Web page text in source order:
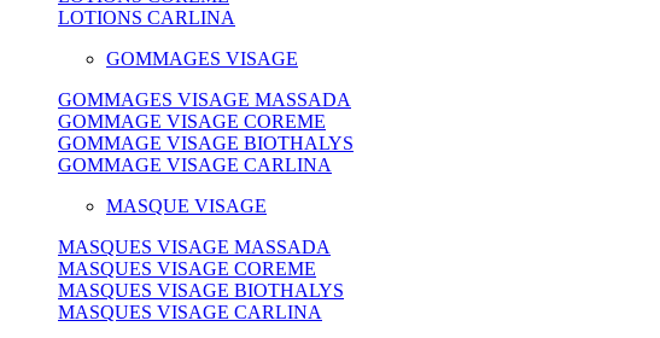
LOTIONS CARLINA
GOMMAGES VISAGE
GOMMAGES VISAGE MASSADA
GOMMAGE VISAGE COREME
GOMMAGE VISAGE BIOTHALYS
GOMMAGE VISAGE CARLINA
MASQUE VISAGE
MASQUES VISAGE MASSADA
MASQUES VISAGE COREME
MASQUES VISAGE BIOTHALYS
MASQUES VISAGE CARLINA